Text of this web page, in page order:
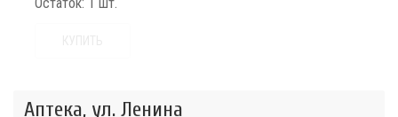
Аптека, ул. Ленина